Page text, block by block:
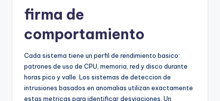
firma de
comportamiento
Cada sistema tiene un perfil de rendimiento basico:
patrones de uso de CPU, memoria, red y disco durante
horas pico y valle. Los sistemas de deteccion de
intrusiones basados en anomalias utilizan exactamente
estas metricas para identificar desviaciones. Un